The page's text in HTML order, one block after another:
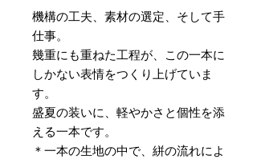
機構の工夫、素材の選定、そして手
仕事。
幾重にも重ねた工程が、この一本に
しかない表情をつくり上げていま
す。
盛夏の装いに、軽やかさと個性を添
える一本です。
＊一本の生地の中で、絣の流れによ